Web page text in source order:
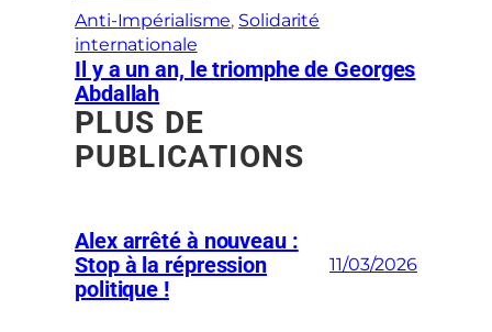
Anti-Impérialisme, Solidarité
internationale
Il y a un an, le triomphe de Georges
Abdallah
PLUS DE
PUBLICATIONS
Alex arrêté à nouveau :
Stop à la répression
politique !
11/03/2026